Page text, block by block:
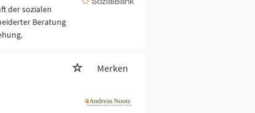
der sozialen
Beratung
Merken